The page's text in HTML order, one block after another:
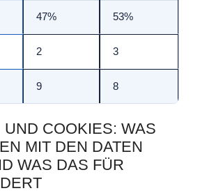
47% 53%
2 3
9 8
UND COOKIES: WAS
MIT DEN DATEN
WAS DAS FÜR